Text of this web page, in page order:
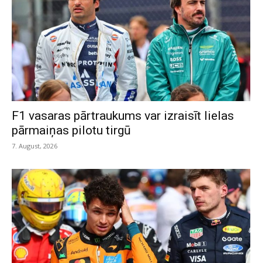
F1 vasaras pārtraukums var izraisīt lielas
pārmaiņas pilotu tirgū
7. August, 2026